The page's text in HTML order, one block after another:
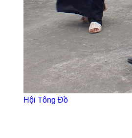
Hội Tông Đồ